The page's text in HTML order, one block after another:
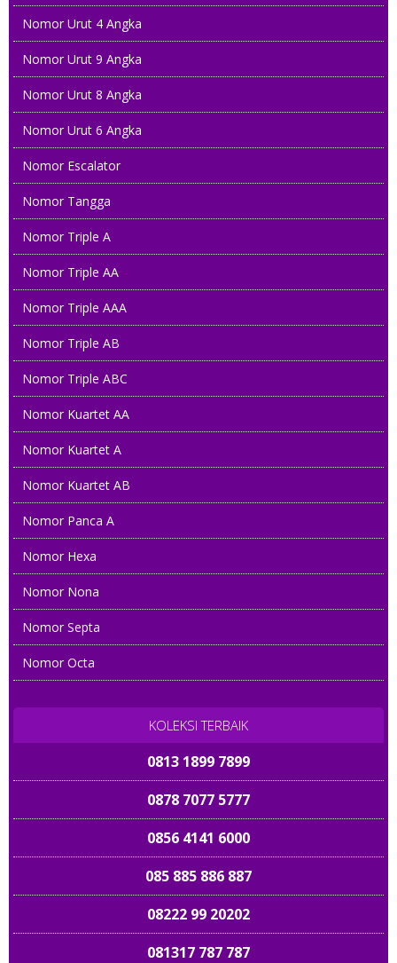
Nomor Urut 4 Angka
Nomor Urut 9 Angka
Nomor Urut 8 Angka
Nomor Urut 6 Angka
Nomor Escalator
Nomor Tangga
Nomor Triple A
Nomor Triple AA
Nomor Triple AAA
Nomor Triple AB
Nomor Triple ABC
Nomor Kuartet AA
Nomor Kuartet A
Nomor Kuartet AB
Nomor Panca A
Nomor Hexa
Nomor Nona
Nomor Septa
Nomor Octa
KOLEKSI TERBAIK
0813 1899 7899
0878 7077 5777
0856 4141 6000
085 885 886 887
08222 99 20202
081317 787 787